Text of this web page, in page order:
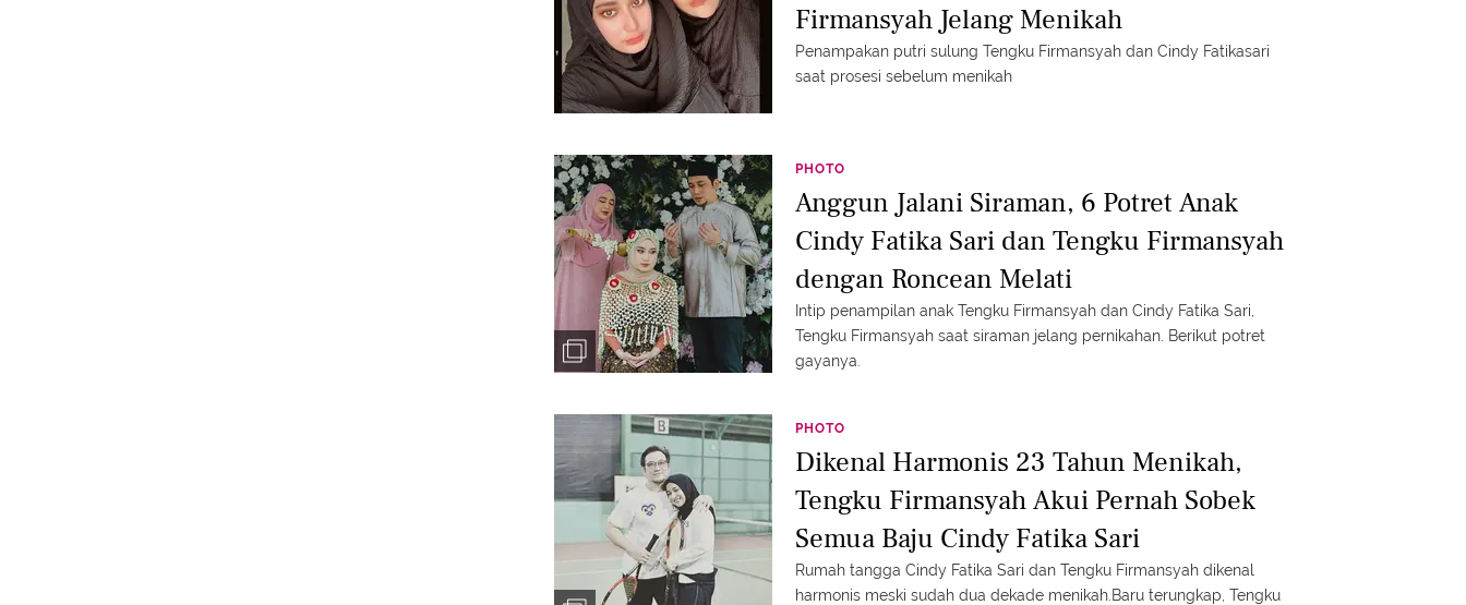
Firmansyah Jelang Menikah
Penampakan putri sulung Tengku Firmansyah dan Cindy Fatikasari
saat prosesi sebelum menikah
PHOTO
Anggun Jalani Siraman, 6 Potret Anak
Cindy Fatika Sari dan Tengku Firmansyah
dengan Roncean Melati
Intip penampilan anak Tengku Firmansyah dan Cindy Fatika Sari,
Tengku Firmansyah saat siraman jelang pernikahan. Berikut potret
gayanya.
PHOTO
Dikenal Harmonis 23 Tahun Menikah,
Tengku Firmansyah Akui Pernah Sobek
Semua Baju Cindy Fatika Sari
Rumah tangga Cindy Fatika Sari dan Tengku Firmansyah dikenal
harmonis meski sudah dua dekade menikah.Baru terungkap, Tengku